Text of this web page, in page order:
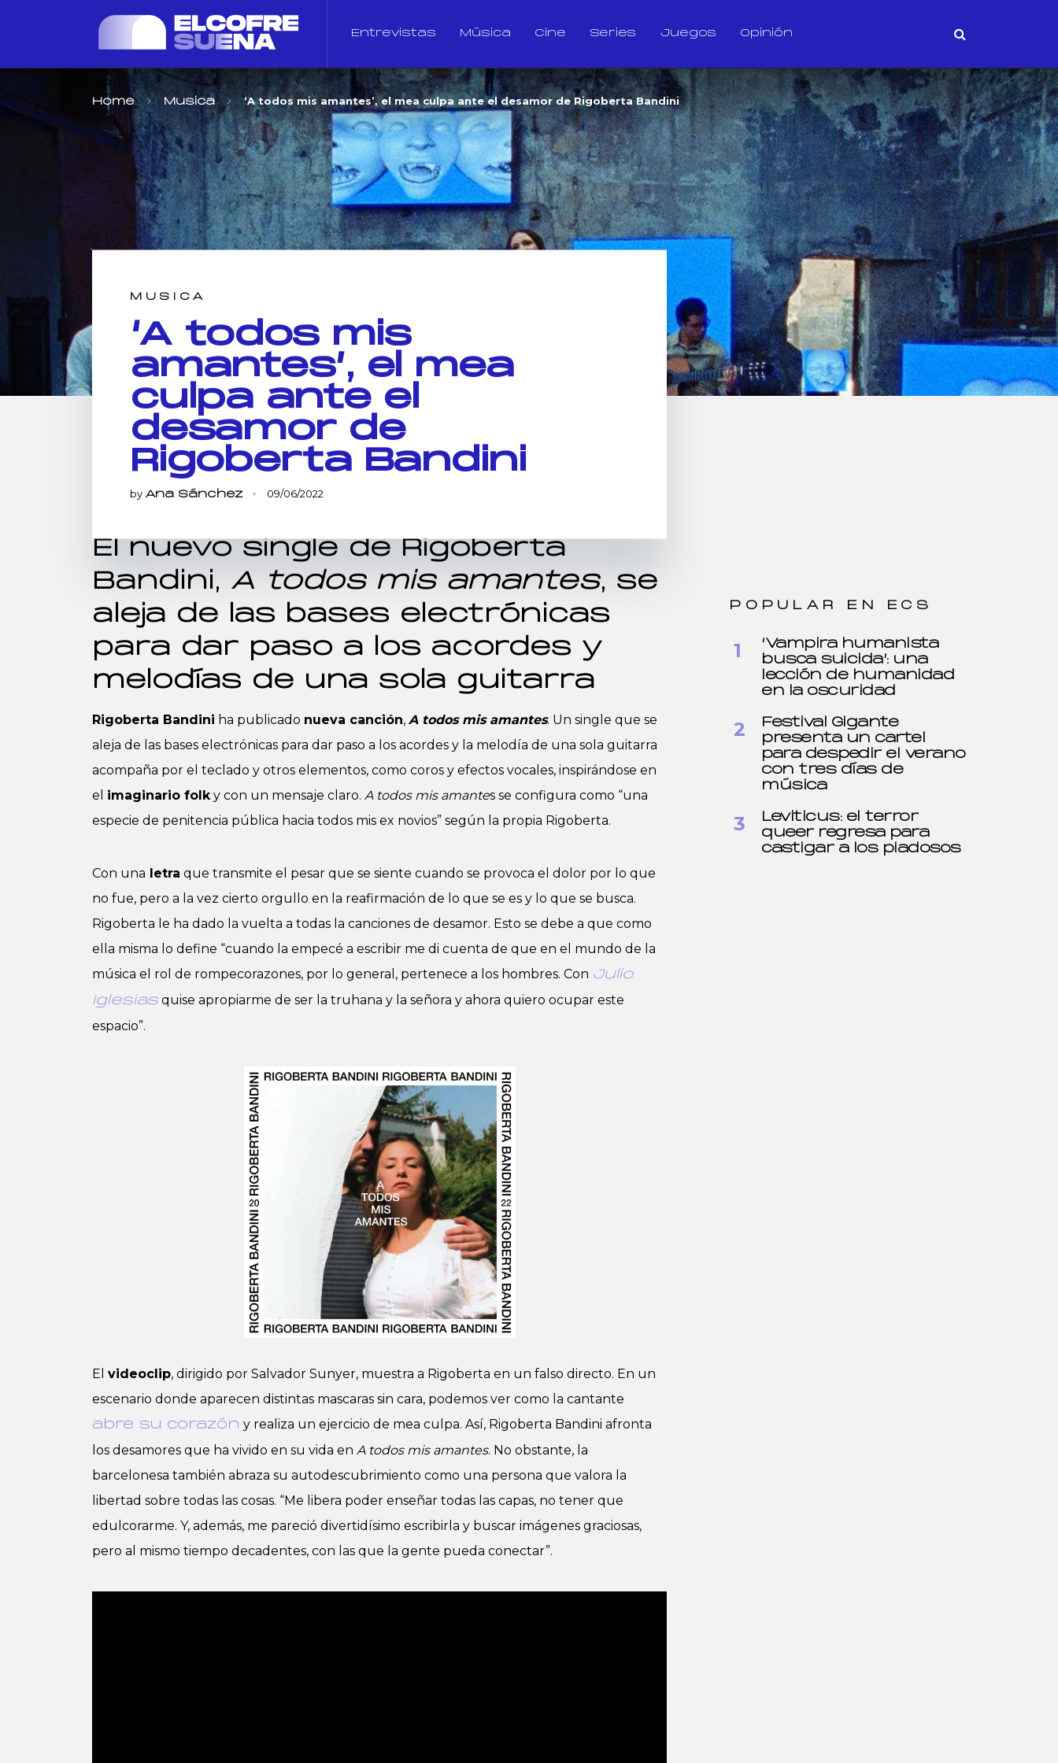
Entrevistas Música Cine Series Juegos Opinión
Home Musica ‘A todos mis amantes’, el mea culpa ante el desamor de Rigoberta Bandini
MUSICA
‘A todos mis
amantes’, el mea
culpa ante el
desamor de
Rigoberta Bandini
by Ana Sánchez 09/06/2022
El nuevo single de Rigoberta
Bandini, A todos mis amantes, se
aleja de las bases electrónicas
para dar paso a los acordes y
melodías de una sola guitarra
Rigoberta Bandini ha publicado nueva canción, A todos mis amantes. Un single que se
aleja de las bases electrónicas para dar paso a los acordes y la melodía de una sola guitarra
acompaña por el teclado y otros elementos, como coros y efectos vocales, inspirándose en
el imaginario folky con un mensaje claro. A todos mis amantes se configura como “una
especie de penitencia pública hacia todos mis ex novios” según la propia Rigoberta.
Con una letra que transmite el pesar que se siente cuando se provoca el dolor por lo que
no fue, pero a la vez cierto orgullo en la reafirmación de lo que se es y lo que se busca.
Rigoberta le ha dado la vuelta a todas la canciones de desamor. Esto se debe a que como
ella misma lo define “cuando la empecé a escribir me di cuenta de que en el mundo de la
música el rol de rompecorazones, por lo general, pertenece a los hombres. Con Julio
Iglesias quise apropiarme de ser la truhana y la señora y ahora quiero ocupar este
espacio”.
El videoclip, dirigido por Salvador Sunyer, muestra a Rigoberta en un falso directo. En un
escenario donde aparecen distintas mascaras sin cara, podemos ver como la cantante
abre su corazón y realiza un ejercicio de mea culpa. Así, Rigoberta Bandini afronta
los desamores que ha vivido en su vida en A todos mis amantes. No obstante, la
barcelonesa también abraza su autodescubrimiento como una persona que valora la
libertad sobre todas las cosas. “Me libera poder enseñar todas las capas, no tener que
edulcorarme. Y, además, me pareció divertidísimo escribirla y buscar imágenes graciosas,
pero al mismo tiempo decadentes, con las que la gente pueda conectar”.
POPULAR EN ECS
‘Vampira humanista
busca suicida’: una
lección de humanidad
en la oscuridad
Festival Gigante
presenta un cartel
para despedir el verano
con tres días de
música
Leviticus: el terror
queer regresa para
castigar a los piadosos